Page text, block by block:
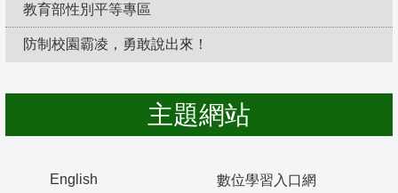
教育部性別平等專區
防制校園霸凌，勇敢說出來！
主題網站
English 數位學習入口網